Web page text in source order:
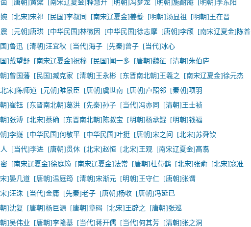
[唐朝]黄檗 [南宋辽夏金]释慧开 [明朝]冯梦龙 [明朝]施耐庵
[明朝]李东阳
[北宋]宋祁 [民国]李叔同 [南宋辽夏金]姜夔 [明朝]汤显祖
[明朝]王在晋
[元朝]唐珙 [中华民国]林徽因 [中华民国]徐志摩 [唐朝]李颀
[南宋辽夏金]陈普
]鲁迅 [清朝]汪宜秋 [当代]海子 [先秦]曾子
[当代]冰心
]戴望舒 [南宋辽夏金]祝穆 [民国]闻一多 [唐朝]魏征
[清朝]朱伯庐
]曾国藩 [民国]臧克家 [清朝]王永彬 [东晋南北朝]王羲之
[南宋辽夏金]徐元杰
宋]陈师道 [元朝]睢景臣 [唐朝]虞世南 [唐朝]卢照邻
[秦朝]项羽
]崔钰 [东晋南北朝]葛洪 [先秦]孙子 [当代]冯亦同
[清朝]王士祯
]张溥 [北宋]蔡确 [东晋南北朝]陈叔宝 [明朝]杨承鲲
[明朝]钱福
]李嶷 [中华民国]何敬平 [中华民国]叶挺 [唐朝]宋之问
[北宋]苏舜钦
[当代]李进 [唐朝]贯休 [北宋]赵恒 [北宋]王观
[南宋辽夏金]高翥
[南宋辽夏金]徐庭筠 [南宋辽夏金]法常 [唐朝]杜荀鹤 [北宋]张俞
[北宋]寇准
]晏几道 [唐朝]温庭筠 [清朝]宋渐元 [明朝]王守仁
[唐朝]张谓
]汪洙 [当代]金庸 [先秦]老子 [唐朝]杨收
[唐朝]冯延已
]沈复 [唐朝]杨巨源 [唐朝]章碣 [北宋]王辟之
[唐朝]张巡
]吴伟业 [唐朝]李隆基 [当代]蒋开儒 [当代]何其芳
[清朝]张之洞